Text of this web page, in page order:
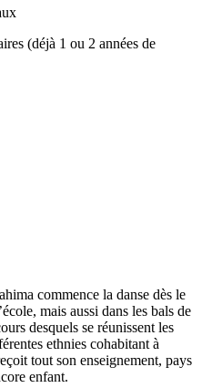
(déjà 1 ou 2 années de
commence la danse dès le
mais aussi dans les bals de
desquels se réunissent les
ethnies cohabitant à
tout son enseignement, pays
enfant.